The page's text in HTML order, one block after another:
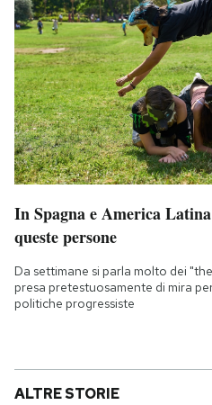
In Spagna e America
queste persone
Da settimane si parla molto dei
presa pretestuosamente di mira
politiche progressiste
ALTRE STORIE